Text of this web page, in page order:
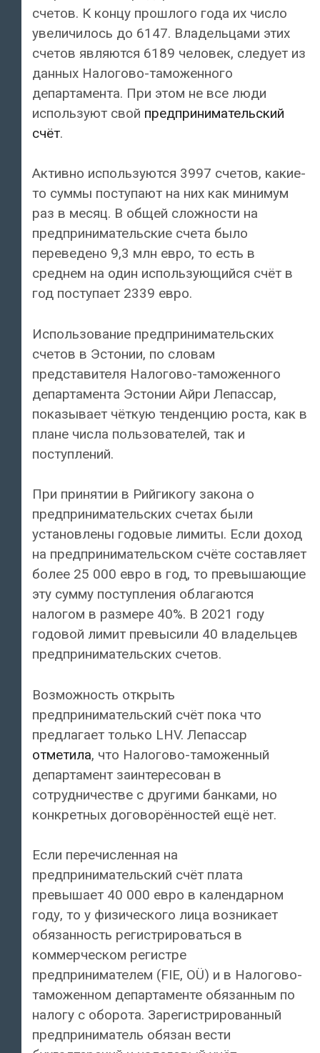
счетов. К концу прошлого года их число
увеличилось до 6147. Владельцами этих
счетов являются 6189 человек, следует из
данных Налогово-таможенного
департамента. При этом не все люди
используют свой предпринимательский
счёт.
Активно используются 3997 счетов, какие-
то суммы поступают на них как минимум
раз в месяц. В общей сложности на
предпринимательские счета было
переведено 9,3 млн евро, то есть в
среднем на один использующийся счёт в
год поступает 2339 евро.
Использование предпринимательских
счетов в Эстонии, по словам
представителя Налогово-таможенного
департамента Эстонии Айри Лепассар,
показывает чёткую тенденцию роста, как в
плане числа пользователей, так и
поступлений.
При принятии в Рийгикогу закона о
предпринимательских счетах были
установлены годовые лимиты. Если доход
на предпринимательском счёте составляет
более 25 000 евро в год, то превышающие
эту сумму поступления облагаются
налогом в размере 40%. В 2021 году
годовой лимит превысили 40 владельцев
предпринимательских счетов.
Возможность открыть
предпринимательский счёт пока что
предлагает только LHV. Лепассар
отметила, что Налогово-таможенный
департамент заинтересован в
сотрудничестве с другими банками, но
конкретных договорённостей ещё нет.
Если перечисленная на
предпринимательский счёт плата
превышает 40 000 евро в календарном
году, то у физического лица возникает
обязанность регистрироваться в
коммерческом регистре
предпринимателем (FIE, OÜ) и в Налогово-
таможенном департаменте обязанным по
налогу с оборота. Зарегистрированный
предприниматель обязан вести